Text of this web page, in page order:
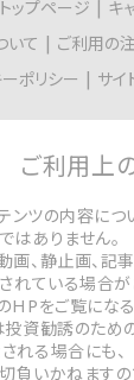
ップページ キ
いて
ご利用の
ーポリシー
サイ
ご利用上
ツの内容につ
はありません。
画、静止画、記
れている場合が
HPをご覧にな
投資勧誘のため
れる場合にも、
負いかねますの